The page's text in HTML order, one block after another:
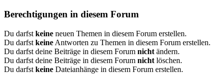
Berechtigungen in diesem Forum
Du darfst keine neuen Themen in diesem Forum erstellen.
Du darfst keine Antworten zu Themen in diesem Forum erstellen.
Du darfst deine Beiträge in diesem Forum nicht ändern.
Du darfst deine Beiträge in diesem Forum nicht löschen.
Du darfst keine Dateianhänge in diesem Forum erstellen.